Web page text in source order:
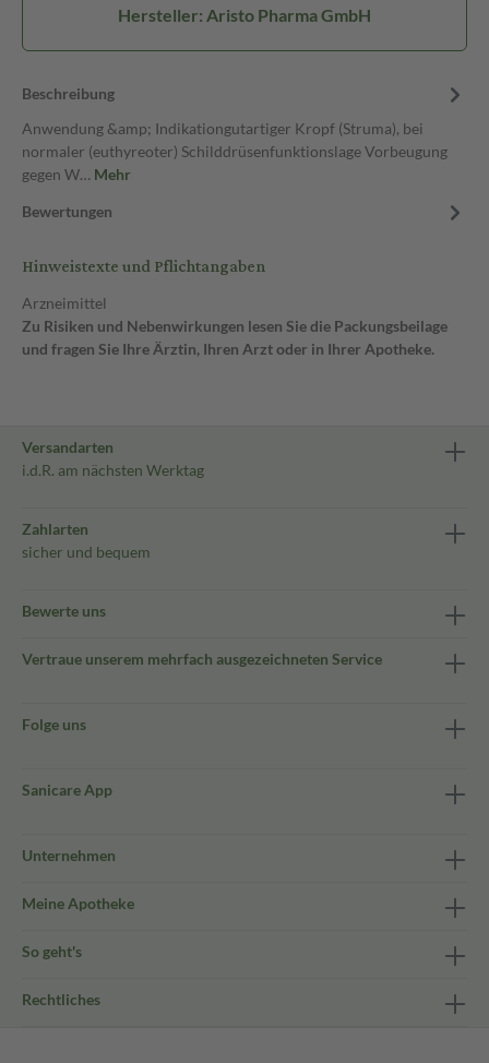
Hersteller: Aristo Pharma GmbH
Beschreibung
Anwendung &amp; Indikationgutartiger Kropf (Struma), bei
normaler (euthyreoter) Schilddrüsenfunktionslage Vorbeugung
gegen W… Mehr
Bewertungen
Hinweistexte und Pflichtangaben
Arzneimittel
Zu Risiken und Nebenwirkungen lesen Sie die Packungsbeilage
und fragen Sie Ihre Ärztin, Ihren Arzt oder in Ihrer Apotheke.
Versandarten
i.d.R. am nächsten Werktag
Zahlarten
sicher und bequem
Bewerte uns
Vertraue unserem mehrfach ausgezeichneten Service
Folge uns
Sanicare App
Unternehmen
Meine Apotheke
So geht's
Rechtliches